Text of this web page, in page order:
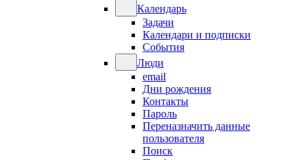
Календарь
Задачи
Календари и подписки
События
Люди
email
Дни рождения
Контакты
Пароль
Переназначить данные
пользователя
Поиск